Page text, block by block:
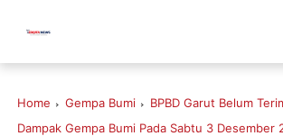
Home Gempa Bumi
BPBD Garut Belum
Dampak Gempa Bumi Pada Sabtu 3 Desember